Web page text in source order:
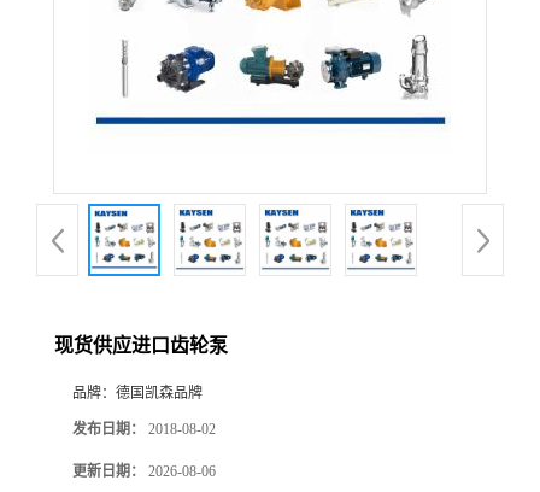
现货供应进口齿轮泵
品牌： 德国凯森品牌
发布日期： 2018-08-02
更新日期： 2026-08-06